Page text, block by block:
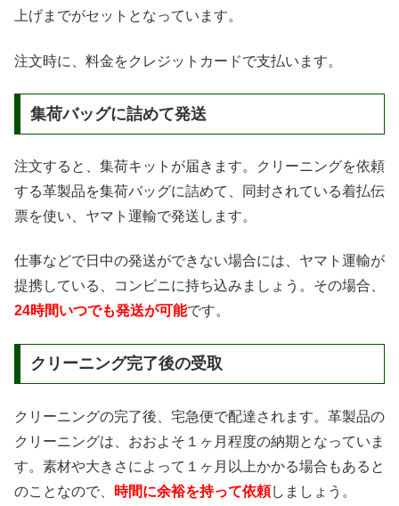
上げまでがセットとなっています。
注文時に、料金をクレジットカードで支払います。
集荷バッグに詰めて発送
注文すると、集荷キットが届きます。クリーニングを依頼
する革製品を集荷バッグに詰めて、同封されている着払伝
票を使い、ヤマト運輸で発送します。
仕事などで日中の発送ができない場合には、ヤマト運輸が
提携している、コンビニに持ち込みましょう。その場合、
24時間いつでも発送が可能です。
クリーニング完了後の受取
クリーニングの完了後、宅急便で配達されます。革製品の
クリーニングは、おおよそ１ヶ月程度の納期となっていま
す。素材や大きさによって１ヶ月以上かかる場合もあると
のことなので、
時間に余裕を持って依頼しましょう。